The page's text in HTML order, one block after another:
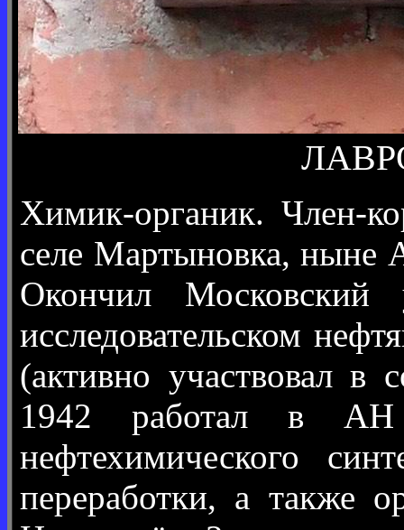
Химик-органик. Член-
селе Мартыновка, ныне
Окончил Московский
исследовательском
(активно участвовал в
1942 работал в АН
нефтехимического
переработки, а также